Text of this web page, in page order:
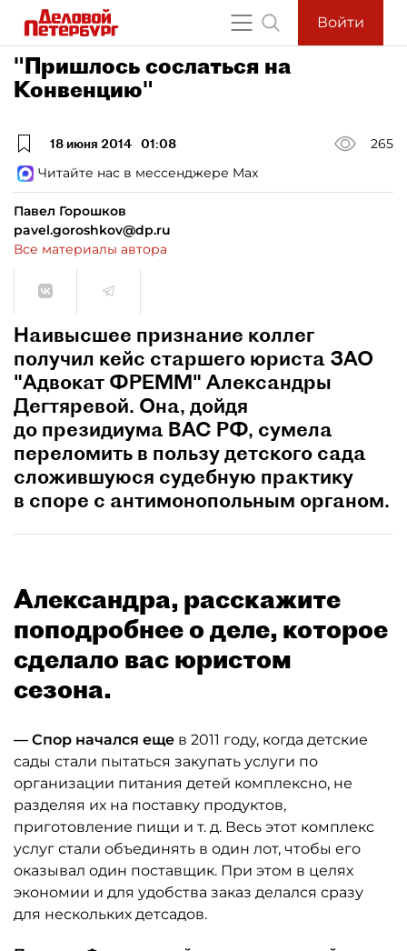
Войти
"Пришлось сослаться на
Конвенцию"
18 июня 2014 01:08
265
Читайте нас в мессенджере Max
Павел Горошков
pavel.goroshkov@dp.ru
Все материалы автора
Наивысшее признание коллег
получил кейс старшего юриста ЗАО
"Адвокат ФРЕММ" Александры
Дегтяревой. Она, дойдя
до президиума ВАС РФ, сумела
переломить в пользу детского сада
сложившуюся судебную практику
в споре с антимонопольным органом.
Александра, расскажите
поподробнее о деле, которое
сделало вас юристом
сезона.
— Спор начался еще в 2011 году, когда детские
сады стали пытаться закупать услуги по
организации питания детей комплексно, не
разделяя их на поставку продуктов,
приготовление пищи и т. д. Весь этот комплекс
услуг стали объединять в один лот, чтобы его
оказывал один поставщик. При этом в целях
экономии и для удобства заказ делался сразу
для нескольких детсадов.